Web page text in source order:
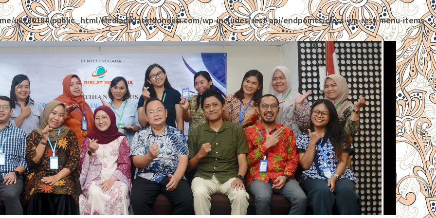
u8230184/public_html/Mediadiklatindonesia.com/wp-includes/rest-api/endpoints/class-wp-rest-menu-items-